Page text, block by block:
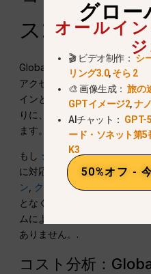
ス2.0
GlobalGPTは、統一されたハ
アクセスの断片化問題を解決
インとスクリプト用の
りに、ユーザーは一元化され
ます。.
もし シーダンス2.0高遅延や
に対応することができます。
ン
クリング, あるいは
となく。この冗長性により、
ムによってクリエイティブな
ありません。.
コスト分析：
グロー
オールイ
🎬 ビデオ制作：シ
リング3.0,そら 2
🎨 画像生成：旅の
GPTイメージ2,ナ
AIチャット： GPT-
ード・ソネット第5
K3
50%オフ -